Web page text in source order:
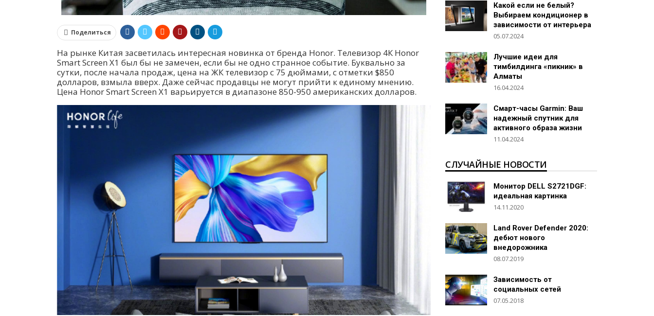
Поделиться
На рынке Китая засветилась интересная новинка от бренда Honor. Телевизор 4К Honor
Smart Screen X1 был бы не замечен, если бы не одно странное событие. Буквально за
сутки, после начала продаж, цена на ЖК телевизор с 75 дюймами, с отметки $850
долларов, взмыла вверх. Даже сейчас продавцы не могут прийти к единому мнению.
Цена Honor Smart Screen X1 варьируется в диапазоне 850-950 американских долларов.
Какой если не белый?
Выбираем кондиционер в
зависимости от интерьера
05.07.2024
Лучшие идеи для
тимбилдинга «пикник» в
Алматы
16.04.2024
Смарт-часы Garmin: Ваш
надежный спутник для
активного образа жизни
11.04.2024
СЛУЧАЙНЫЕ НОВОСТИ
Монитор DELL S2721DGF:
идеальная картинка
14.11.2020
Land Rover Defender 2020:
дебют нового
внедорожника
08.07.2019
Зависимость от
социальных сетей
07.05.2018